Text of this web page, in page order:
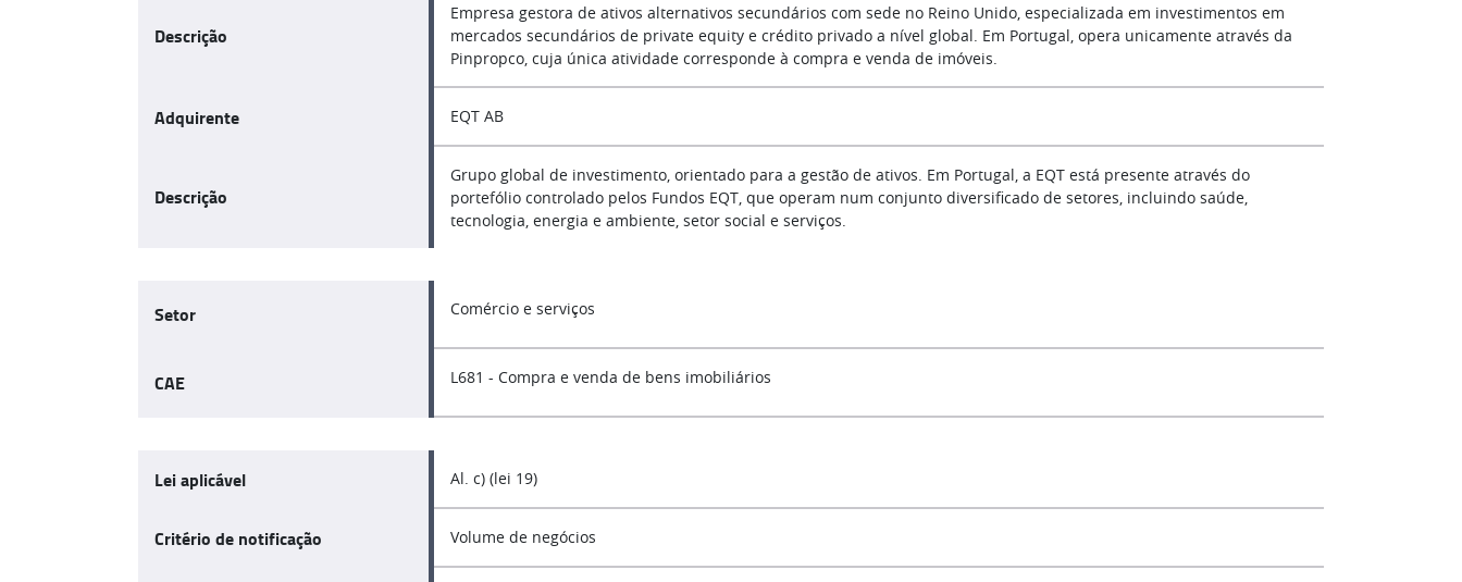
Descrição
Empresa gestora de ativos alternativos secundários com sede no Reino Unido, especializada em investimentos em
mercados secundários de private equity e crédito privado a nível global. Em Portugal, opera unicamente através da
Pinpropco, cuja única atividade corresponde à compra e venda de imóveis.
Adquirente EQT AB
Descrição
Grupo global de investimento, orientado para a gestão de ativos. Em Portugal, a EQT está presente através do
portefólio controlado pelos Fundos EQT, que operam num conjunto diversificado de setores, incluindo saúde,
tecnologia, energia e ambiente, setor social e serviços.
Setor Comércio e serviços
CAE L681 - Compra e venda de bens imobiliários
Lei aplicável Al. c) (lei 19)
Critério de notificação Volume de negócios